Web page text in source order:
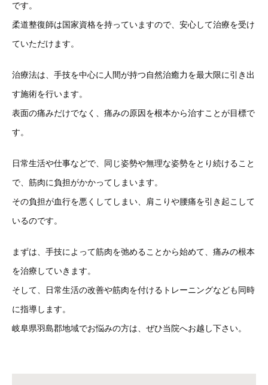
です。
柔道整復師は国家資格を持っていますので、安心して治療を受け
ていただけます。
治療法は、手技を中心に人間が持つ自然治癒力を最大限に引き出
す施術を行います。
表面の痛みだけでなく、痛みの原因を根本から治すことが目標で
す。
日常生活や仕事などで、同じ姿勢や無理な姿勢をとり続けること
で、筋肉に負担がかかってしまいます。
その負担が血行を悪くしてしまい、肩こりや腰痛を引き起こして
いるのです。
まずは、手技によって筋肉を弛めることから始めて、痛みの根本
を治療していきます。
そして、日常生活の改善や筋肉を付けるトレーニングなども同時
に指導します。
岐阜県羽島郡地域でお悩みの方は、ぜひ当院へお越し下さい。